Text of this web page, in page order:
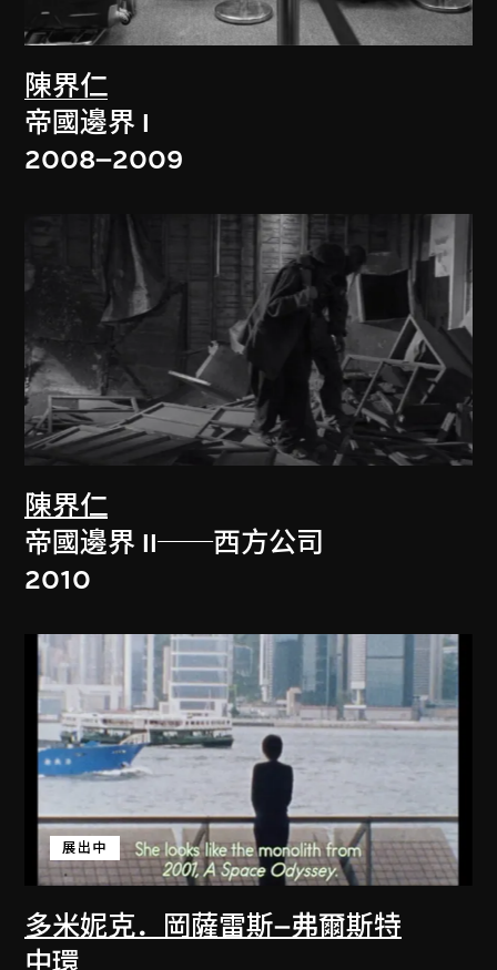
陳界仁
帝國邊界 I
2008–2009
陳界仁
帝國邊界 II──西方公司
2010
多米妮克．岡薩雷斯–弗爾斯特
展出中
中環